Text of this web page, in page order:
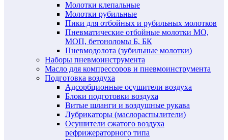
Молотки клепальные
Молотки рубильные
Пики для отбойных и рубильных молотков
Пневматические отбойные молотки МО,
МОП, бетоноломы Б, БК
Пневмодолота (зубильные молотки)
Наборы пневмоинструмента
Масло для компрессоров и пневмоинструмента
Подготовка воздуха
Адсорбционные осушители воздуха
Блоки подготовки воздуха
Витые шланги и воздушные рукава
Лубрикаторы (маслораспылители)
Осушители сжатого воздуха
рефрижераторного типа